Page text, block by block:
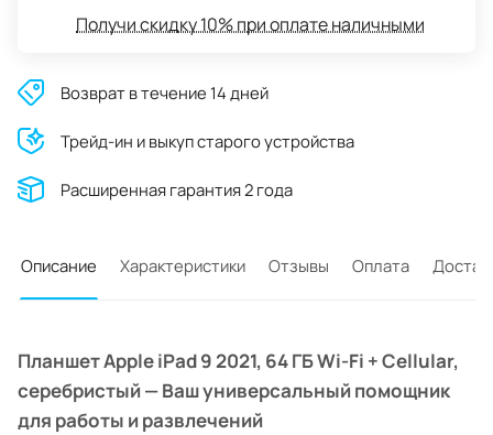
Получи скидку 10% при оплате наличными
Возврат в течение 14 дней
Трейд-ин и выкуп старого устройства
Расширенная гарантия 2 года
Описание Характеристики Отзывы Оплата
Планшет Apple iPad 9 2021, 64 ГБ Wi-Fi + Cellular,
серебристый — Ваш универсальный помощник
для работы и развлечений